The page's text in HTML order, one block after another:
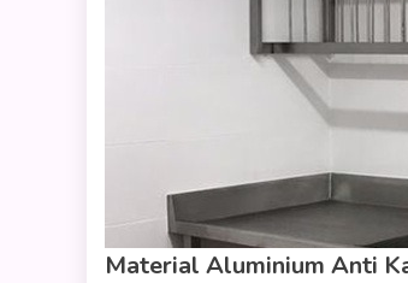
Material Aluminium Anti